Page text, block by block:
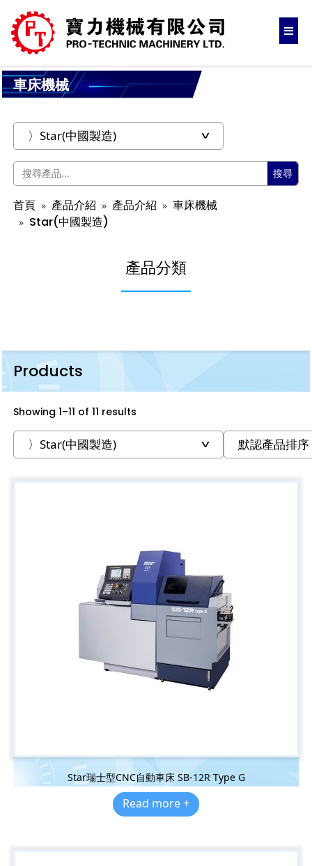
車床機械
搜尋
首頁 產品介紹 產品介紹
車床機械
Star(中國製造)
產品分類
Products
Showing 1–11 of 11 results
Star瑞士型CNC自動車床 SB-12R Type G
Read more +